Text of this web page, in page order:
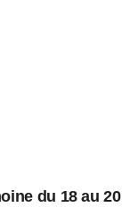
du 18 au 20